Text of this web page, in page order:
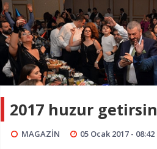
2017 huzur getirsin
MAGAZİN 05 Ocak 2017 - 08:42